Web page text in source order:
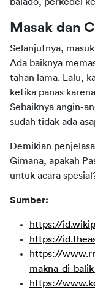
Masak dan
Selanjutnya,
Ada baiknya
tahan lama. Lalu,
ketika panas
Sebaiknya angin-
sudah tidak ada
Demikian
Gimana, apakah
untuk acara
Sumber:
https://
https://
https://
makna-di-
https://